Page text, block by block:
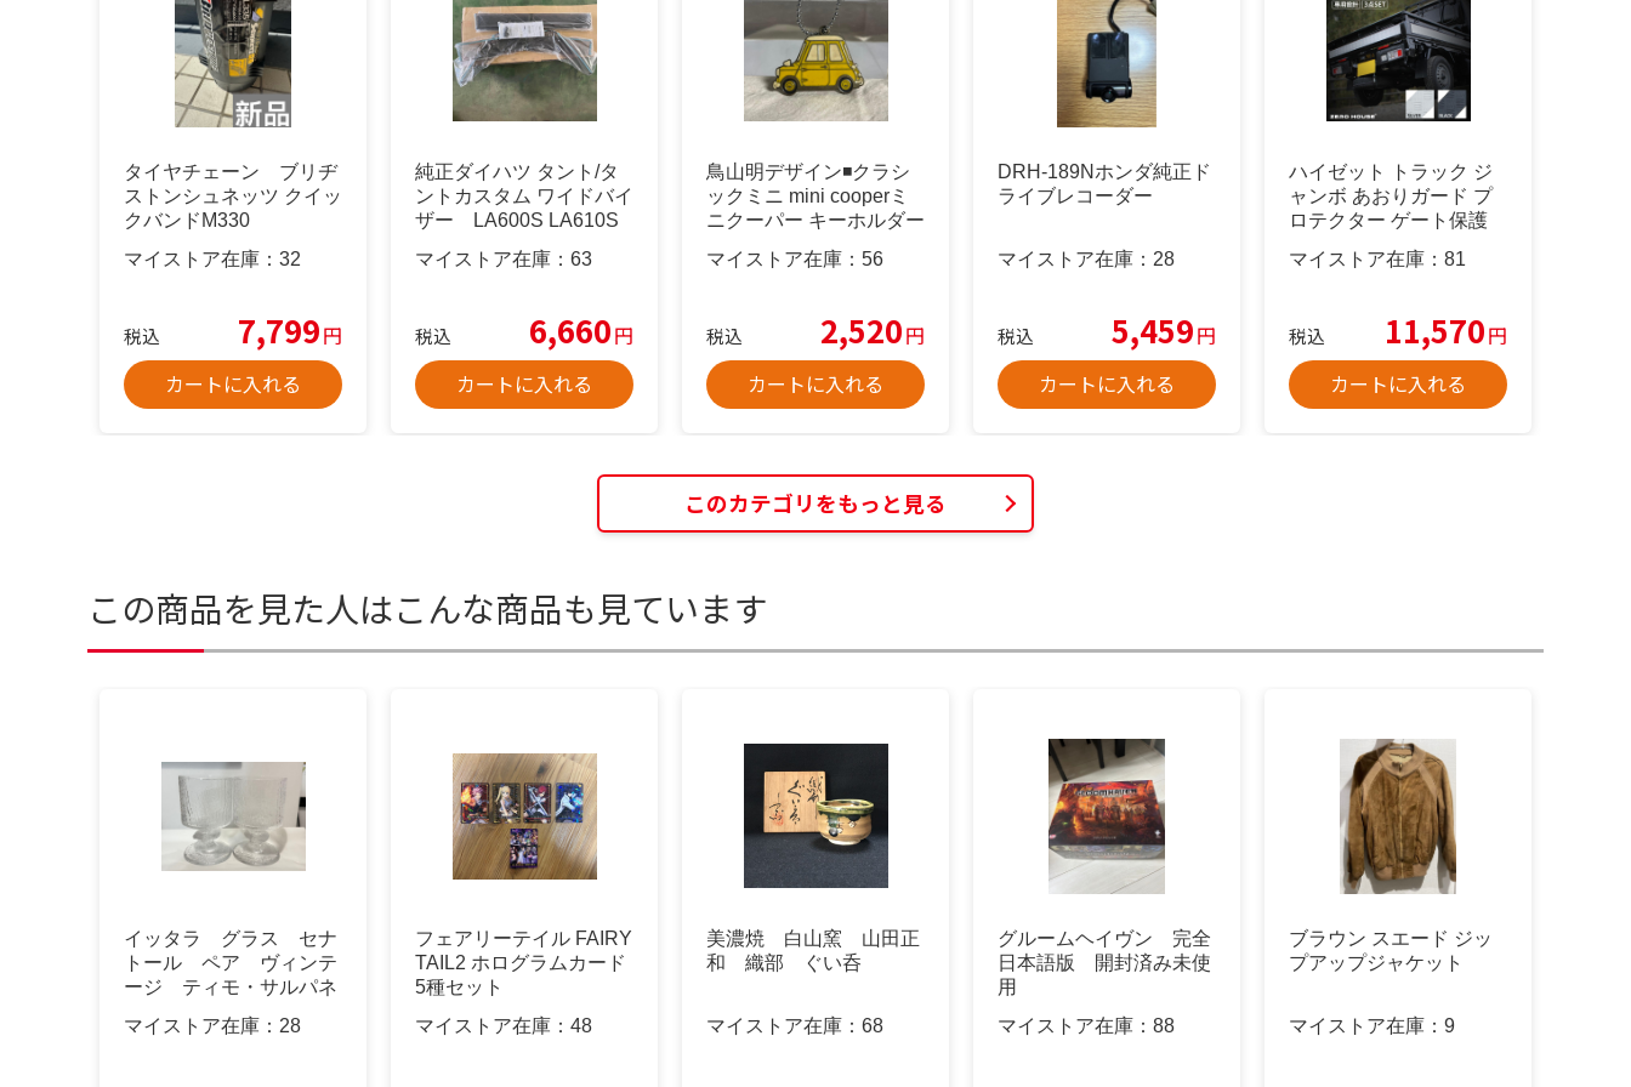
タイヤチェーン ブリヂ
ストンシュネッツ クイッ
クバンドM330
マイストア在庫： 32
税込 7,799円
カートに入れる
純正ダイハツ タント/タ
ントカスタム ワイドバイ
ザー LA600S LA610S
マイストア在庫： 63
税込 6,660円
カートに入れる
鳥山明デザイン◾️クラシ
ックミニ mini cooperミ
ニクーパー キーホルダー
マイストア在庫： 56
税込 2,520円
カートに入れる
DRH-189Nホンダ純正ド
ライブレコーダー
マイストア在庫： 28
税込 5,459円
カートに入れる
ハイゼット トラック ジ
ャンボ あおりガード プ
ロテクター ゲート保護
マイストア在庫： 81
税込 11,570円
カートに入れる
このカテゴリをもっと見る
この商品を見た人はこんな商品も見ています
イッタラ グラス セナ
トール ペア ヴィンテ
ージ ティモ・サルパネ
マイストア在庫： 28
フェアリーテイル FAIRY
TAIL2 ホログラムカード
5種セット
マイストア在庫： 48
美濃焼 白山窯 山田正
和 織部 ぐい呑
マイストア在庫： 68
グルームヘイヴン 完全
日本語版 開封済み未使
用
マイストア在庫： 88
ブラウン スエード ジッ
プアップジャケット
マイストア在庫： 9